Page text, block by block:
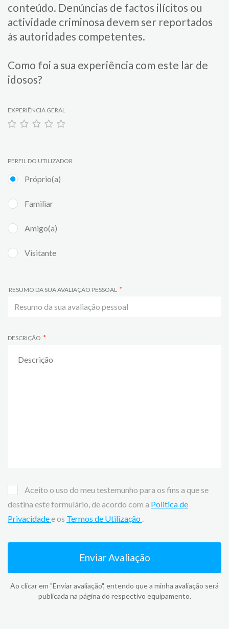
conteúdo. Denúncias de factos ilícitos ou
actividade criminosa devem ser reportados
às autoridades competentes.
Como foi a sua experiência com este lar de
idosos?
EXPERIÊNCIA GERAL
PERFIL DO UTILIZADOR
Próprio(a)
Familiar
Amigo(a)
Visitante
RESUMO DA SUA AVALIAÇÃO PESSOAL
DESCRIÇÃO
Aceito o uso do meu testemunho para os fins a que se
destina este formulário, de acordo com a Politica de
Privacidadee os Termos de Utilização .
Enviar Avaliação
Ao clicar em "Enviar avaliação", entendo que a minha avaliação será
publicada na página do respectivo equipamento.